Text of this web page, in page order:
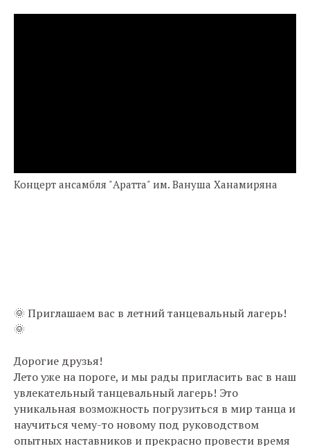
Концерт ансамбля "Аратта" им. Вануша Ханамиряна
🌞 Приглашаем вас в летний танцевальный лагерь!
🌞
Дорогие друзья!
Лето уже на пороге, и мы рады пригласить вас в наш
увлекательный танцевальный лагерь! Это
уникальная возможность погрузиться в мир танца и
научиться чему-то новому под руководством
опытных наставников и прекрасно провести время